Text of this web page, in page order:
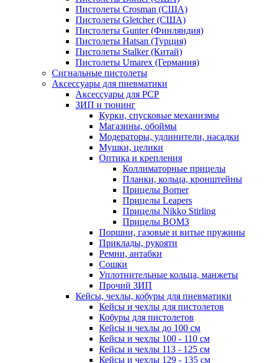
Пистолеты Crosman (США)
Пистолеты Gletcher (США)
Пистолеты Gunter (Финляндия)
Пистолеты Hatsan (Турция)
Пистолеты Stalker (Китай)
Пистолеты Umarex (Германия)
Сигнальные пистолеты
Аксессуары для пневматики
Аксессуары для PCP
ЗИП и тюнинг
Курки, спусковые механизмы
Магазины, обоймы
Модераторы, удлинители, насадки
Мушки, целики
Оптика и крепления
Коллиматорные прицелы
Планки, кольца, кронштейны
Прицелы Borner
Прицелы Leapers
Прицелы Nikko Stirling
Прицелы ВОМЗ
Поршни, газовые и витые пружины
Приклады, рукояти
Ремни, антабки
Сошки
Уплотнительные кольца, манжеты
Прочий ЗИП
Кейсы, чехлы, кобуры для пневматики
Кейсы и чехлы для пистолетов
Кобуры для пистолетов
Кейсы и чехлы до 100 см
Кейсы и чехлы 100 - 110 см
Кейсы и чехлы 113 - 125 см
Кейсы и чехлы 129 - 135 см